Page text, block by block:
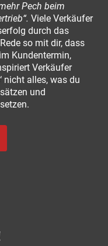
Pech beim
Viele Verkäufer
durch das
so mit dir, dass
Kundentermin,
Verkäufer
nicht alles, was du
und